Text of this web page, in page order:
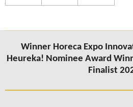
Winner Horeca Expo
Heureka! Nominee Award
Finalist